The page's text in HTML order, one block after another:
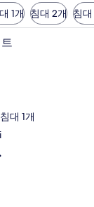
1개 침대 2개 침
대 1개